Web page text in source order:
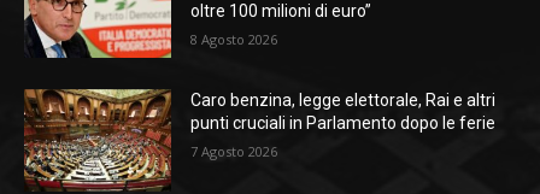
oltre 100 milioni di euro”
8 Agosto 2026
Caro benzina, legge elettorale, Rai e altri
punti cruciali in Parlamento dopo le ferie
7 Agosto 2026